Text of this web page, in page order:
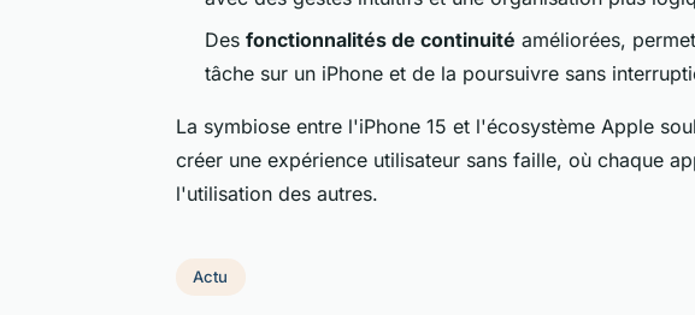
Des fonctionnalités de continuité améliorées,
tâche sur un iPhone et de la poursuivre sans
La symbiose entre l'iPhone 15 et l'écosystème Apple
créer une expérience utilisateur sans faille, où chaque
l'utilisation des autres.
Actu